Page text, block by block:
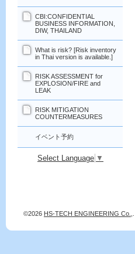
CBI:CONFIDENTIAL
BUSINESS INFORMATION,
DIW, THAILAND
What is risk? [Risk inventory
in Thai version is available.]
RISK ASSESSMENT for
EXPLOSION/FIRE and
LEAK
RISK MITIGATION
COUNTERMEASURES
イベント予約
Select Language ▼
©2026 HS-TECH ENGINEERING Co.,